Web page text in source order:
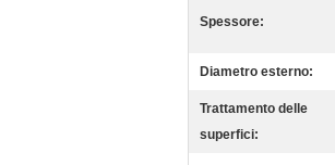
Spessore:
Diametro esterno:
Trattamento delle
superfici: